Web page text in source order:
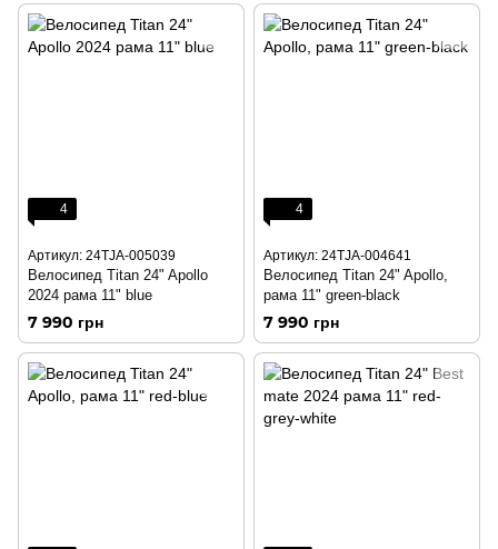
4
Артикул: 24TJA-005039
Велосипед Titan 24" Apollo
2024 рама 11" blue
7 990 грн
4
Артикул: 24TJA-004641
Велосипед Titan 24" Apollo,
рама 11" green-black
7 990 грн